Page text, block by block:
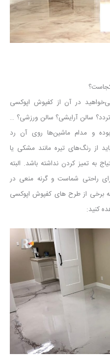
در آن از کفپوش اپوکسی
سالن آرایشی؟ سالن ورزشی؟ …
و مدام ماشین‌ها روی آن رد
از رنگ‌های تیره مانند مشکی یا
به تمیز کردن نداشته باشد. البته
راحتی شماست و گرنه منعی در
برخی از طرح های کفپوش اپوکسی
کنید: